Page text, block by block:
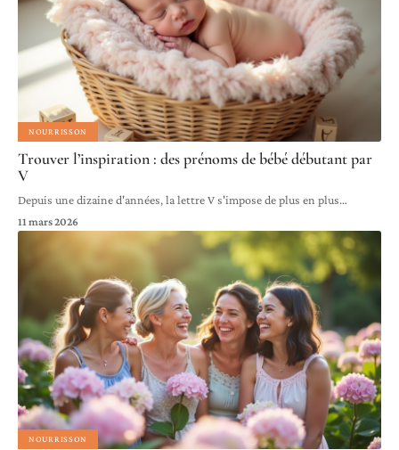
NOURRISSON
Trouver l’inspiration : des prénoms de bébé débutant par
V
Depuis une dizaine d'années, la lettre V s'impose de plus en plus…
11 mars 2026
NOURRISSON